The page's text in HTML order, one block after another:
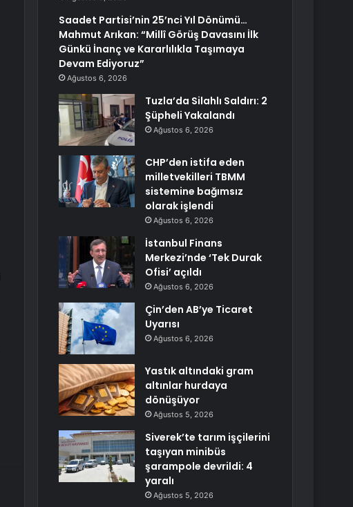
Saadet Partisi’nin 25’nci Yıl Dönümü…
Mahmut Arıkan: “Millî Görüş Davasını İlk
Günkü İnanç ve Kararlılıkla Taşımaya
Devam Ediyoruz”
Ağustos 6, 2026
Tuzla’da Silahlı Saldırı: 2
Şüpheli Yakalandı
Ağustos 6, 2026
CHP’den istifa eden
milletvekilleri TBMM
sistemine bağımsız
olarak işlendi
Ağustos 6, 2026
İstanbul Finans
Merkezi’nde ‘Tek Durak
Ofisi’ açıldı
Ağustos 6, 2026
Çin’den AB’ye Ticaret
Uyarısı
Ağustos 6, 2026
Yastık altındaki gram
altınlar hurdaya
dönüşüyor
Ağustos 5, 2026
Siverek’te tarım işçilerini
taşıyan minibüs
şarampole devrildi: 4
yaralı
Ağustos 5, 2026